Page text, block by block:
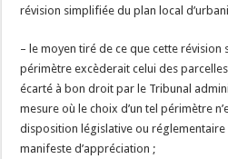
révision simplifiée du plan local
– le moyen tiré de ce que cette
périmètre excèderait celui des
écarté à bon droit par le Tribunal
mesure où le choix d’un tel périmètre
disposition législative ou réglementaire
manifeste d’appréciation ;